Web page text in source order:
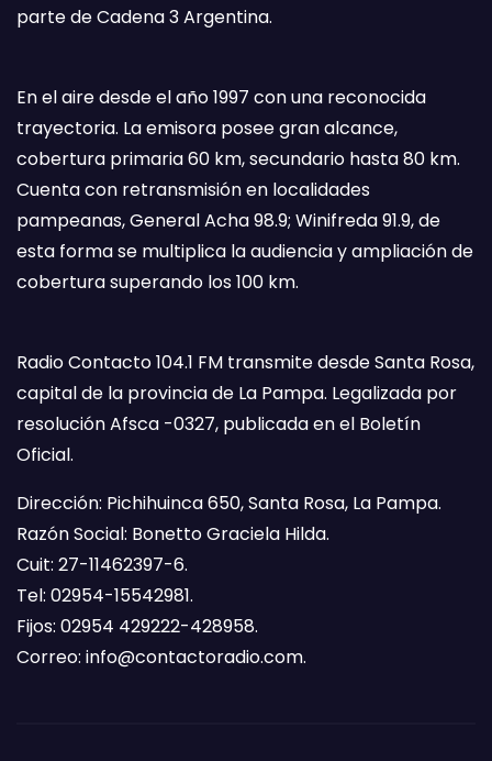
parte de Cadena 3 Argentina.
En el aire desde el año 1997 con una reconocida
trayectoria. La emisora posee gran alcance,
cobertura primaria 60 km, secundario hasta 80 km.
Cuenta con retransmisión en localidades
pampeanas, General Acha 98.9; Winifreda 91.9, de
esta forma se multiplica la audiencia y ampliación de
cobertura superando los 100 km.
Radio Contacto 104.1 FM transmite desde Santa Rosa,
capital de la provincia de La Pampa. Legalizada por
resolución Afsca -0327, publicada en el Boletín
Oficial.
Dirección: Pichihuinca 650, Santa Rosa, La Pampa.
Razón Social: Bonetto Graciela Hilda.
Cuit: 27-11462397-6.
Tel: 02954-15542981.
Fijos: 02954 429222-428958.
Correo: info@contactoradio.com.